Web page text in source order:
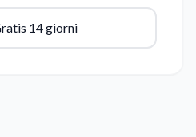
14 giorni